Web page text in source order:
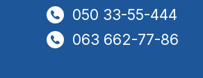
050 33-55-444
063 662-77-86